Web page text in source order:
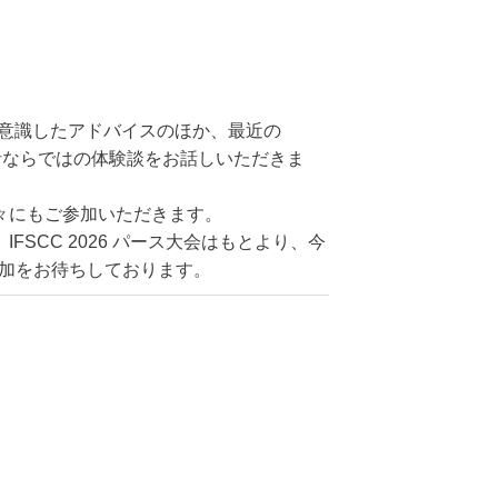
識したアドバイスのほか、最近の
らではの体験談をお話しいただきま
もご参加いただきます。
2026 パース大会はもとより、今
をお待ちしております。